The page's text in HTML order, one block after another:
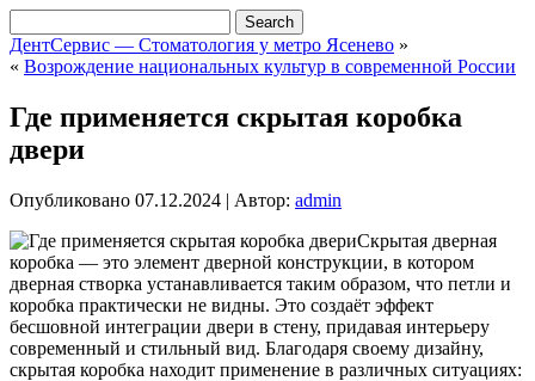
ДентСервис — Стоматология у метро Ясенево »
« Возрождение национальных культур в современной России
Где применяется скрытая коробка
двери
Опубликовано 07.12.2024 | Автор: admin
Скрытая дверная
коробка — это элемент дверной конструкции, в котором
дверная створка устанавливается таким образом, что петли и
коробка практически не видны. Это создаёт эффект
бесшовной интеграции двери в стену, придавая интерьеру
современный и стильный вид. Благодаря своему дизайну,
скрытая коробка находит применение в различных ситуациях: